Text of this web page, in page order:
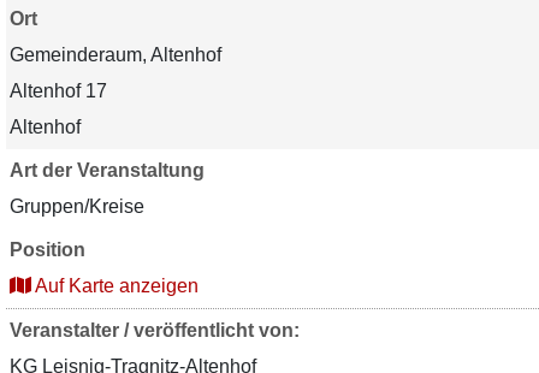
Ort
Gemeinderaum, Altenhof
Altenhof 17
Altenhof
Art der Veranstaltung
Gruppen/Kreise
Position
Auf Karte anzeigen
Veranstalter / veröffentlicht von:
KG Leisnig-Tragnitz-Altenhof